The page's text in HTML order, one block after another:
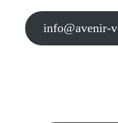
info@avenir-